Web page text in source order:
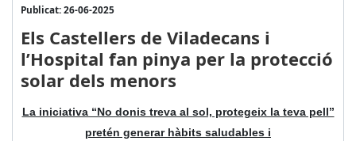
Publicat: 26-06-2025
Els Castellers de Viladecans i
l’Hospital fan pinya per la protecció
solar dels menors
La iniciativa “No donis treva al sol, protegeix la teva pell”
pretén generar hàbits saludables i